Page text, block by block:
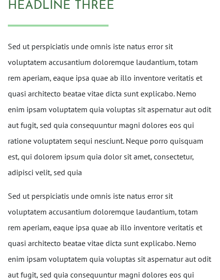
HEADLINE THREE
Sed ut perspiciatis unde omnis iste natus error sit
voluptatem accusantium doloremque laudantium, totam
rem aperiam, eaque ipsa quae ab illo inventore veritatis et
quasi architecto beatae vitae dicta sunt explicabo. Nemo
enim ipsam voluptatem quia voluptas sit aspernatur aut odit
aut fugit, sed quia consequuntur magni dolores eos qui
ratione voluptatem sequi nesciunt. Neque porro quisquam
est, qui dolorem ipsum quia dolor sit amet, consectetur,
adipisci velit, sed quia
Sed ut perspiciatis unde omnis iste natus error sit
voluptatem accusantium doloremque laudantium, totam
rem aperiam, eaque ipsa quae ab illo inventore veritatis et
quasi architecto beatae vitae dicta sunt explicabo. Nemo
enim ipsam voluptatem quia voluptas sit aspernatur aut odit
aut fugit, sed quia consequuntur magni dolores eos qui